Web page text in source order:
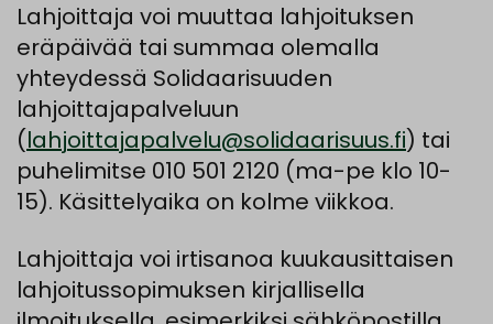
Lahjoittaja voi muuttaa lahjoituksen
eräpäivää tai summaa olemalla
yhteydessä Solidaarisuuden
lahjoittajapalveluun
(lahjoittajapalvelu@solidaarisuus.fi) tai
puhelimitse 010 501 2120 (ma-pe klo 10-
15). Käsittelyaika on kolme viikkoa.
Lahjoittaja voi irtisanoa kuukausittaisen
lahjoitussopimuksen kirjallisella